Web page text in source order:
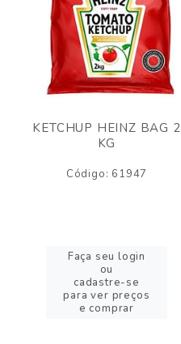
KETCHUP HEINZ BAG 2
KG
Código: 61947
Faça seu login
ou
cadastre-se
para ver preços
e comprar